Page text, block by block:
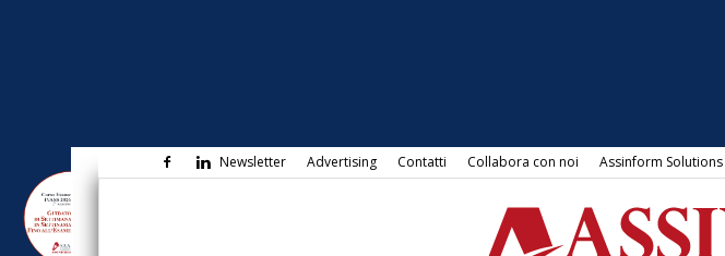
Newsletter Advertising Contatti Collabora con noi Assinform Solutions